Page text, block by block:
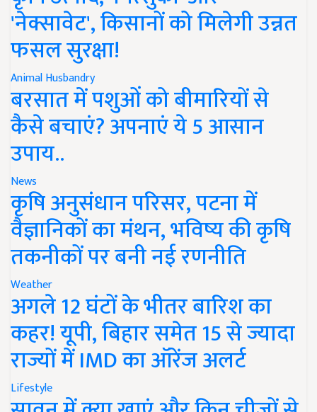
'नेक्सावेट', किसानों को मिलेगी उन्नत
फसल सुरक्षा!
Animal Husbandry
बरसात में पशुओं को बीमारियों से
कैसे बचाएं? अपनाएं ये 5 आसान
उपाय..
News
कृषि अनुसंधान परिसर, पटना में
वैज्ञानिकों का मंथन, भविष्य की कृषि
तकनीकों पर बनी नई रणनीति
Weather
अगले 12 घंटों के भीतर बारिश का
कहर! यूपी, बिहार समेत 15 से ज्यादा
राज्यों में IMD का ऑरेंज अलर्ट
Lifestyle